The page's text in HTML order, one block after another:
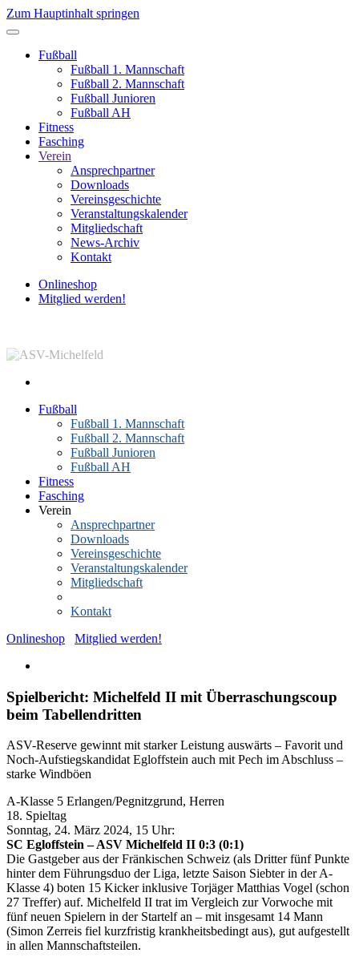
Zum Hauptinhalt springen
Fußball
Fußball 1. Mannschaft
Fußball 2. Mannschaft
Fußball Junioren
Fußball AH
Fitness
Fasching
Verein
Ansprechpartner
Downloads
Vereinsgeschichte
Veranstaltungskalender
Mitgliedschaft
News-Archiv
Kontakt
Onlineshop
Mitglied werden!
Fußball
Fußball 1. Mannschaft
Fußball 2. Mannschaft
Fußball Junioren
Fußball AH
Fitness
Fasching
Verein
Ansprechpartner
Downloads
Vereinsgeschichte
Veranstaltungskalender
Mitgliedschaft
Kontakt
Onlineshop
Mitglied werden!
Spielbericht: Michelfeld II mit Überraschungscoup
beim Tabellendritten
ASV-Reserve gewinnt mit starker Leistung auswärts – Favorit und
Noch-Aufstiegskandidat Egloffstein auch mit Pech im Abschluss –
starke Windböen
A-Klasse 5 Erlangen/Pegnitzgrund, Herren
18. Spieltag
Sonntag, 24. März 2024, 15 Uhr:
SC Egloffstein – ASV Michelfeld II 0:3 (0:1)
Die Gastgeber aus der Fränkischen Schweiz (als Dritter fünf Punkte
hinter dem Führungsduo der Liga, letzte Saison Siebter in der A-
Klasse 4) boten 15 Kicker inklusive Torjäger Matthias Vogel (schon
27 Treffer) auf. Michelfeld II trat im Vergleich zur Vorwoche mit
fünf neuen Spielern in der Startelf an – mit insgesamt 14 Mann
(Simon Zerreis fiel kurzfristig krankheitsbedingt aus), gut aufgestellt
in allen Mannschaftsteilen.